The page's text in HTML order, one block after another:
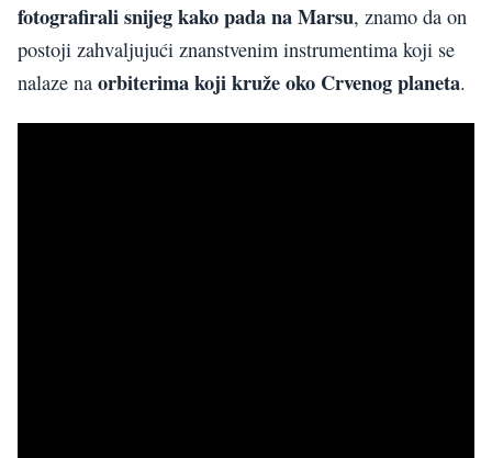
fotografirali snijeg kako pada na Marsu, znamo da on
postoji zahvaljujući znanstvenim instrumentima koji se
nalaze na orbiterima koji kruže oko Crvenog planeta.